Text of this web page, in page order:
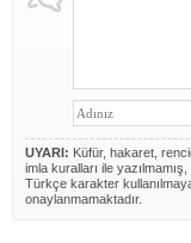
UYARI: Küfür, hakaret,
imla kuralları ile yazılmamış,
Türkçe karakter
onaylanmamaktadır.